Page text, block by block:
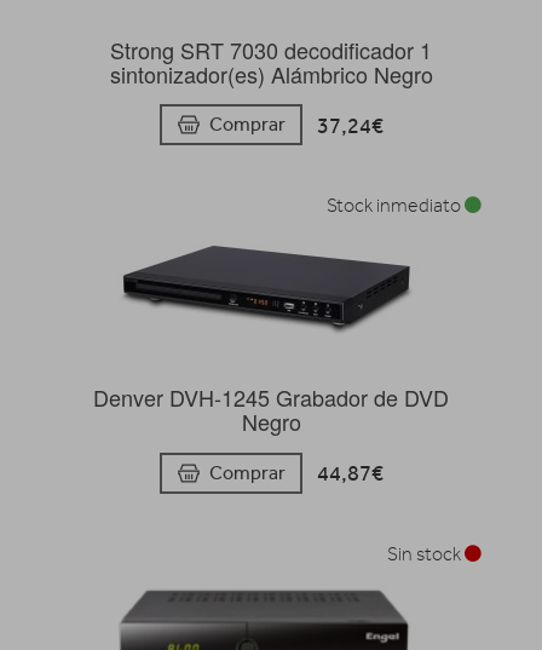
Strong SRT 7030 decodificador 1
sintonizador(es) Alámbrico Negro
Comprar 37,24€
Denver DVH-1245 Grabador de DVD
Negro
Comprar 44,87€
Stock inmediato
Sin stock